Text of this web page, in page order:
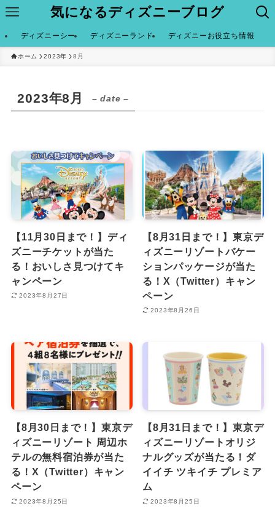
気になるディズニーブログ
ディズニーシー ディズニーランド ディズニーお役立ち情報
ホーム 2023年 8月
2023年8月 – date –
【11月30日まで！】ディ
ズニーチケットが当た
る！おいしさ見つけてキ
ャンペーン
2023年8月27日
【8月31日まで！】東京デ
ィズニーリゾートバケー
ションパッケージが当た
る！X（Twitter）キャン
ペーン
2023年8月26日
【8月30日まで！】東京デ
ィズニーリゾート 周辺ホ
テルの無料宿泊券が当た
る！X（Twitter）キャン
ペーン
2023年8月25日
【8月31日まで！】東京デ
ィズニーリゾートオリジ
ナルグッズが当たる！ダ
イイチ ツキイチ プレミア
ム
2023年8月25日